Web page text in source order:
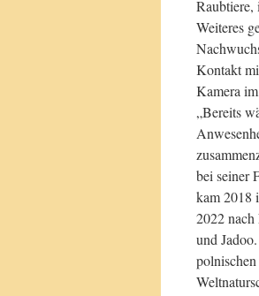
Raubtiere,
Weiteres
Kontakt
Kamera
„Bereits
bei seiner
kam 2018
2022
und